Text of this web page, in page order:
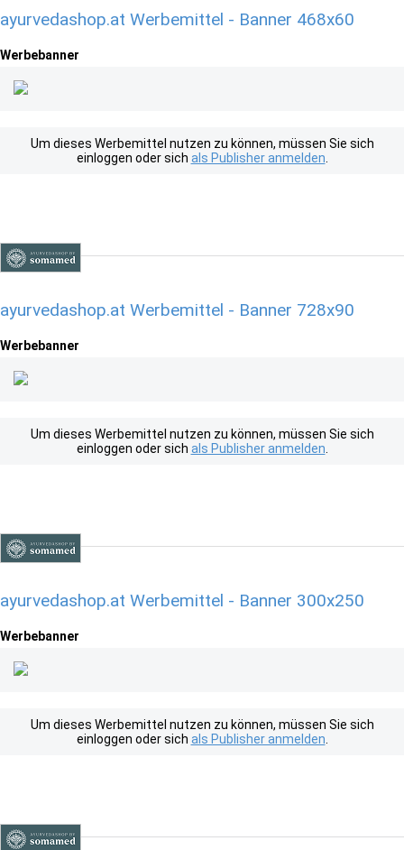
ayurvedashop.at Werbemittel - Banner 468x60
Werbebanner
Um dieses Werbemittel nutzen zu können, müssen Sie sich
einloggen oder sich als Publisher anmelden
ayurvedashop.at Werbemittel - Banner 728x90
Werbebanner
Um dieses Werbemittel nutzen zu können, müssen Sie sich
einloggen oder sich als Publisher anmelden
ayurvedashop.at Werbemittel - Banner 300x250
Werbebanner
Um dieses Werbemittel nutzen zu können, müssen Sie sich
einloggen oder sich als Publisher anmelden